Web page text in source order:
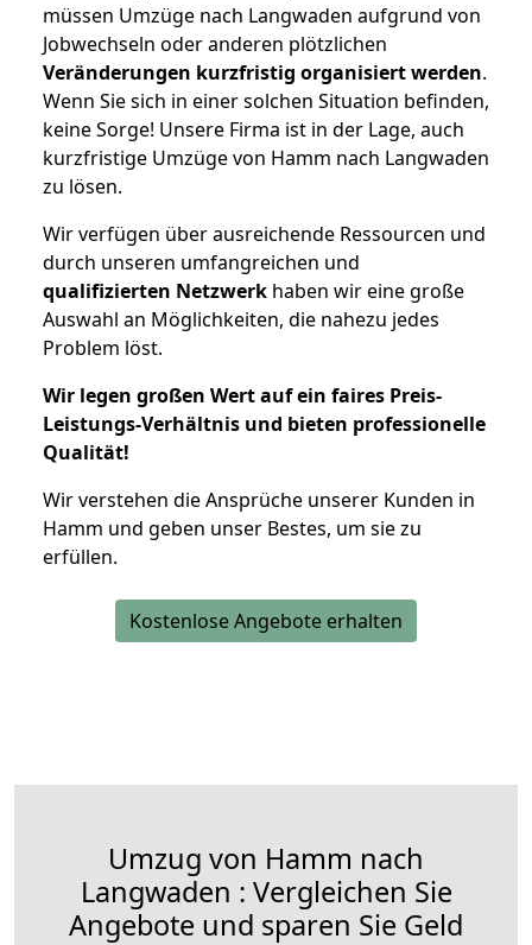
müssen Umzüge nach Langwaden aufgrund von
Jobwechseln oder anderen plötzlichen
Veränderungen kurzfristig organisiert werden.
Wenn Sie sich in einer solchen Situation befinden,
keine Sorge! Unsere Firma ist in der Lage, auch
kurzfristige Umzüge von Hamm nach Langwaden
zu lösen.
Wir verfügen über ausreichende Ressourcen und
durch unseren umfangreichen und
qualifizierten Netzwerk haben wir eine große
Auswahl an Möglichkeiten, die nahezu jedes
Problem löst.
Wir legen großen Wert auf ein faires Preis-
Leistungs-Verhältnis und bieten professionelle
Qualität!
Wir verstehen die Ansprüche unserer Kunden in
Hamm und geben unser Bestes, um sie zu
erfüllen.
Kostenlose Angebote erhalten
Umzug von Hamm nach
Langwaden : Vergleichen Sie
Angebote und sparen Sie Geld